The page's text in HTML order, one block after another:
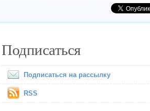
Подписаться
Подписаться на рассылку
RSS